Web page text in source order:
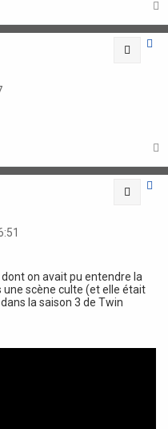
dont on avait pu entendre la
une scène culte (et elle était
la saison 3 de Twin